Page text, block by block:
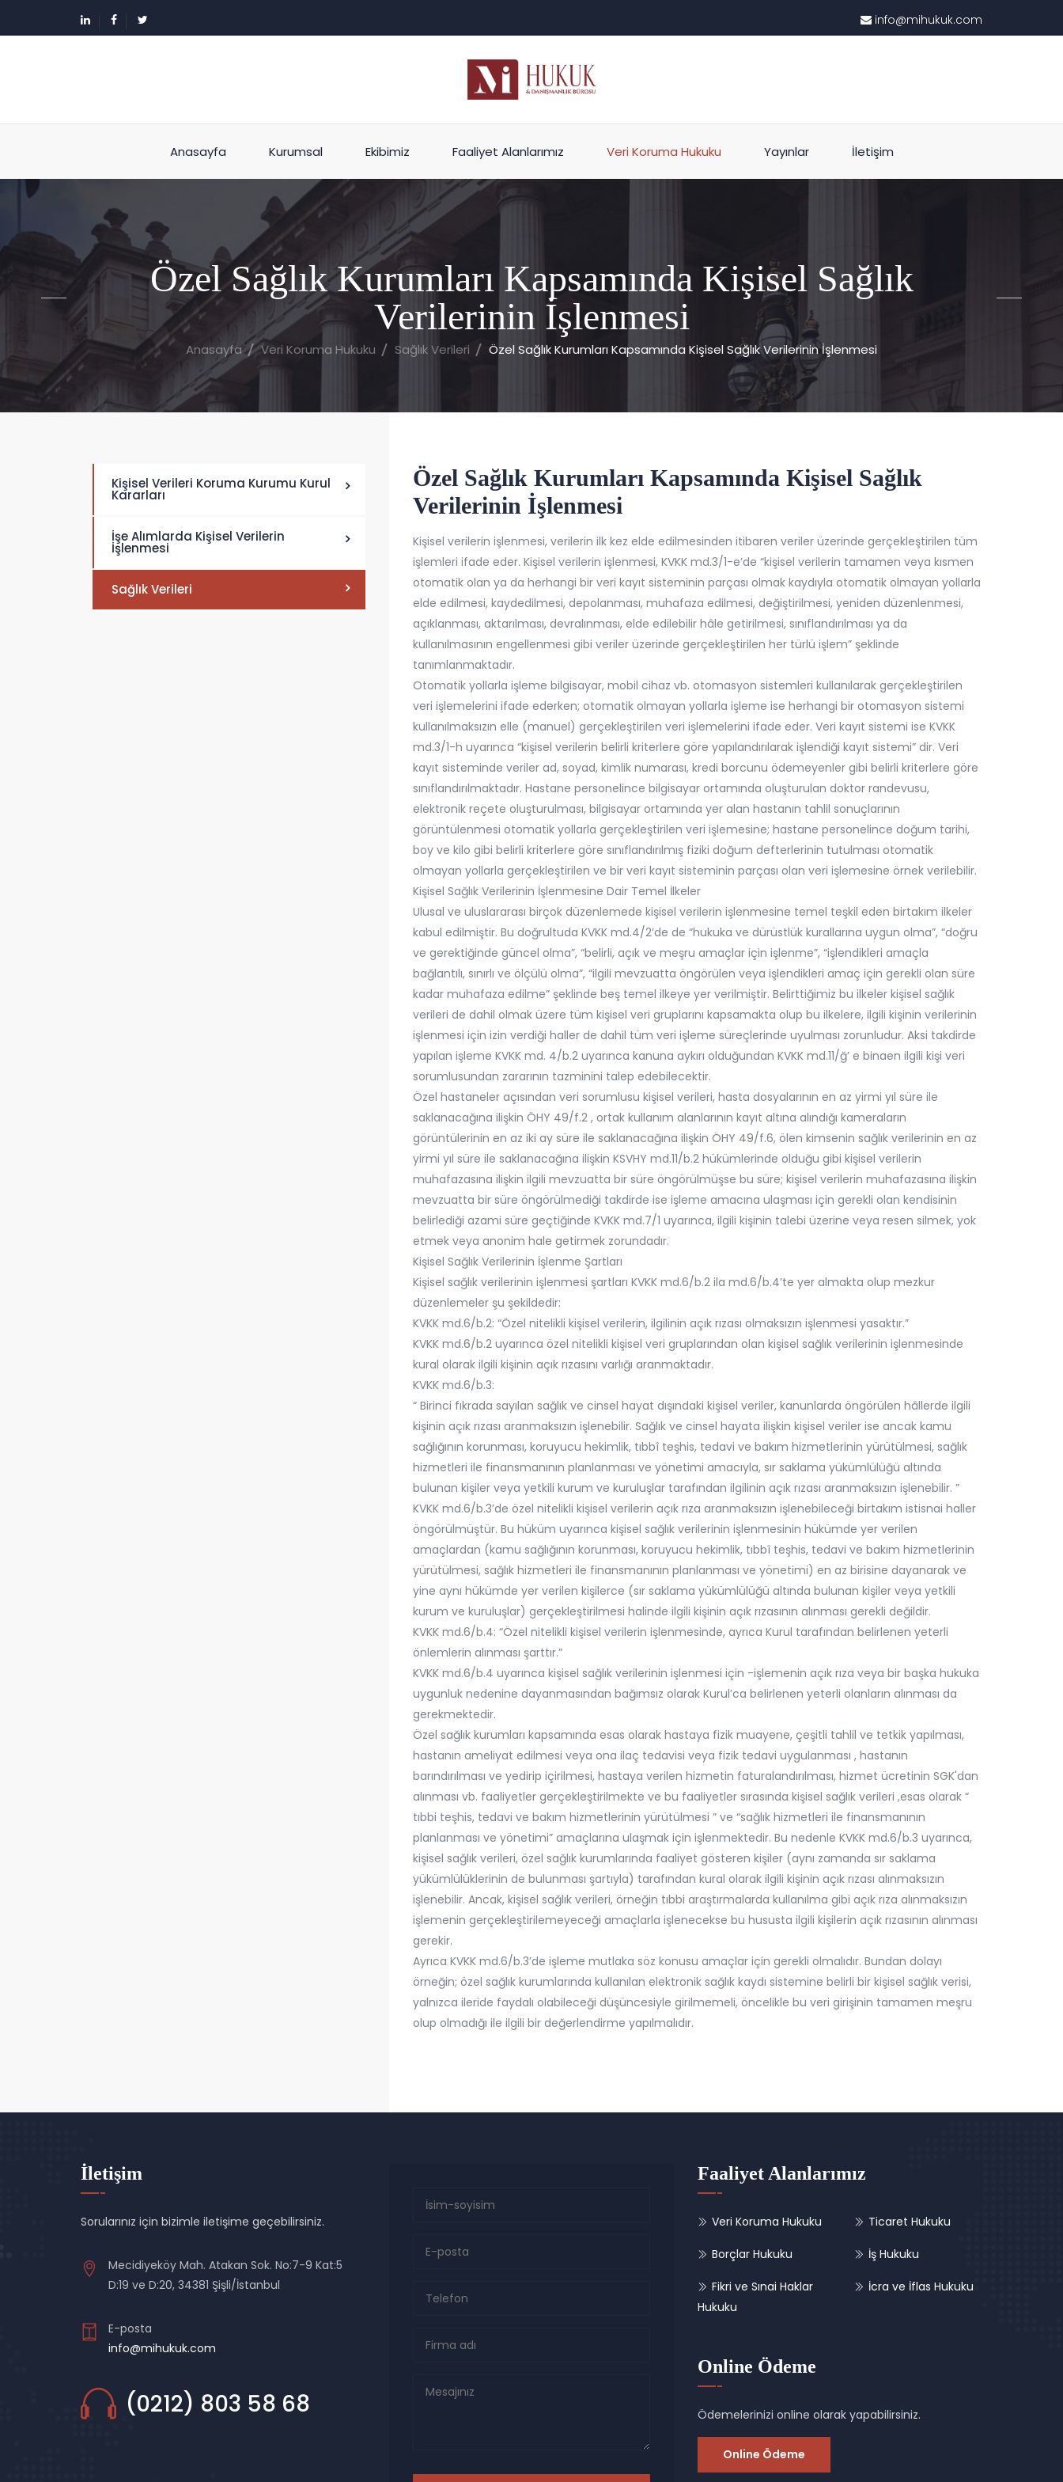
info@mihukuk.com
Anasayfa Kurumsal Ekibimiz Faaliyet Alanlarımız Veri Koruma Hukuku Yayınlar İletişim
Özel Sağlık Kurumları Kapsamında Kişisel Sağlık
Verilerinin İşlenmesi
Anasayfa Veri Koruma Hukuku Sağlık Verileri Özel Sağlık Kurumları Kapsamında Kişisel Sağlık Verilerinin İşlenmesi
Kişisel Verileri Koruma Kurumu Kurul
Kararları
İşe Alımlarda Kişisel Verilerin
İşlenmesi
Sağlık Verileri
Özel Sağlık Kurumları Kapsamında Kişisel Sağlık
Verilerinin İşlenmesi
Kişisel verilerin işlenmesi, verilerin ilk kez elde edilmesinden itibaren veriler üzerinde gerçekleştirilen tüm
işlemleri ifade eder. Kişisel verilerin işlenmesi, KVKK md.3/1-e’de “kişisel verilerin tamamen veya kısmen
otomatik olan ya da herhangi bir veri kayıt sisteminin parçası olmak kaydıyla otomatik olmayan yollarla
elde edilmesi, kaydedilmesi, depolanması, muhafaza edilmesi, değiştirilmesi, yeniden düzenlenmesi,
açıklanması, aktarılması, devralınması, elde edilebilir hâle getirilmesi, sınıflandırılması ya da
kullanılmasının engellenmesi gibi veriler üzerinde gerçekleştirilen her türlü işlem” şeklinde
tanımlanmaktadır.
Otomatik yollarla işleme bilgisayar, mobil cihaz vb. otomasyon sistemleri kullanılarak gerçekleştirilen
veri işlemelerini ifade ederken; otomatik olmayan yollarla işleme ise herhangi bir otomasyon sistemi
kullanılmaksızın elle (manuel) gerçekleştirilen veri işlemelerini ifade eder. Veri kayıt sistemi ise KVKK
md.3/1-h uyarınca “kişisel verilerin belirli kriterlere göre yapılandırılarak işlendiği kayıt sistemi” dir. Veri
kayıt sisteminde veriler ad, soyad, kimlik numarası, kredi borcunu ödemeyenler gibi belirli kriterlere göre
sınıflandırılmaktadır. Hastane personelince bilgisayar ortamında oluşturulan doktor randevusu,
elektronik reçete oluşturulması, bilgisayar ortamında yer alan hastanın tahlil sonuçlarının
görüntülenmesi otomatik yollarla gerçekleştirilen veri işlemesine; hastane personelince doğum tarihi,
boy ve kilo gibi belirli kriterlere göre sınıflandırılmış fiziki doğum defterlerinin tutulması otomatik
olmayan yollarla gerçekleştirilen ve bir veri kayıt sisteminin parçası olan veri işlemesine örnek verilebilir.
Kişisel Sağlık Verilerinin İşlenmesine Dair Temel İlkeler
Ulusal ve uluslararası birçok düzenlemede kişisel verilerin işlenmesine temel teşkil eden birtakım ilkeler
kabul edilmiştir. Bu doğrultuda KVKK md.4/2’de de “hukuka ve dürüstlük kurallarına uygun olma”, “doğru
ve gerektiğinde güncel olma”, “belirli, açık ve meşru amaçlar için işlenme”, “işlendikleri amaçla
bağlantılı, sınırlı ve ölçülü olma”, “ilgili mevzuatta öngörülen veya işlendikleri amaç için gerekli olan süre
kadar muhafaza edilme” şeklinde beş temel ilkeye yer verilmiştir. Belirttiğimiz bu ilkeler kişisel sağlık
verileri de dahil olmak üzere tüm kişisel veri gruplarını kapsamakta olup bu ilkelere, ilgili kişinin verilerinin
işlenmesi için izin verdiği haller de dahil tüm veri işleme süreçlerinde uyulması zorunludur. Aksi takdirde
yapılan işleme KVKK md. 4/b.2 uyarınca kanuna aykırı olduğundan KVKK md.11/ğ’ e binaen ilgili kişi veri
sorumlusundan zararının tazminini talep edebilecektir.
Özel hastaneler açısından veri sorumlusu kişisel verileri, hasta dosyalarının en az yirmi yıl süre ile
saklanacağına ilişkin ÖHY 49/f.2 , ortak kullanım alanlarının kayıt altına alındığı kameraların
görüntülerinin en az iki ay süre ile saklanacağına ilişkin ÖHY 49/f.6, ölen kimsenin sağlık verilerinin en az
yirmi yıl süre ile saklanacağına ilişkin KSVHY md.11/b.2 hükümlerinde olduğu gibi kişisel verilerin
muhafazasına ilişkin ilgili mevzuatta bir süre öngörülmüşse bu süre; kişisel verilerin muhafazasına ilişkin
mevzuatta bir süre öngörülmediği takdirde ise işleme amacına ulaşması için gerekli olan kendisinin
belirlediği azami süre geçtiğinde KVKK md.7/1 uyarınca, ilgili kişinin talebi üzerine veya resen silmek, yok
etmek veya anonim hale getirmek zorundadır.
Kişisel Sağlık Verilerinin İşlenme Şartları
Kişisel sağlık verilerinin işlenmesi şartları KVKK md.6/b.2 ila md.6/b.4’te yer almakta olup mezkur
düzenlemeler şu şekildedir:
KVKK md.6/b.2: “Özel nitelikli kişisel verilerin, ilgilinin açık rızası olmaksızın işlenmesi yasaktır.”
KVKK md.6/b.2 uyarınca özel nitelikli kişisel veri gruplarından olan kişisel sağlık verilerinin işlenmesinde
kural olarak ilgili kişinin açık rızasını varlığı aranmaktadır.
KVKK md.6/b.3:
“ Birinci fıkrada sayılan sağlık ve cinsel hayat dışındaki kişisel veriler, kanunlarda öngörülen hâllerde ilgili
kişinin açık rızası aranmaksızın işlenebilir. Sağlık ve cinsel hayata ilişkin kişisel veriler ise ancak kamu
sağlığının korunması, koruyucu hekimlik, tıbbî teşhis, tedavi ve bakım hizmetlerinin yürütülmesi, sağlık
hizmetleri ile finansmanının planlanması ve yönetimi amacıyla, sır saklama yükümlülüğü altında
bulunan kişiler veya yetkili kurum ve kuruluşlar tarafından ilgilinin açık rızası aranmaksızın işlenebilir. ”
KVKK md.6/b.3’de özel nitelikli kişisel verilerin açık rıza aranmaksızın işlenebileceği birtakım istisnai haller
öngörülmüştür. Bu hüküm uyarınca kişisel sağlık verilerinin işlenmesinin hükümde yer verilen
amaçlardan (kamu sağlığının korunması, koruyucu hekimlik, tıbbî teşhis, tedavi ve bakım hizmetlerinin
yürütülmesi, sağlık hizmetleri ile finansmanının planlanması ve yönetimi) en az birisine dayanarak ve
yine aynı hükümde yer verilen kişilerce (sır saklama yükümlülüğü altında bulunan kişiler veya yetkili
kurum ve kuruluşlar) gerçekleştirilmesi halinde ilgili kişinin açık rızasının alınması gerekli değildir.
KVKK md.6/b.4: “Özel nitelikli kişisel verilerin işlenmesinde, ayrıca Kurul tarafından belirlenen yeterli
önlemlerin alınması şarttır.”
KVKK md.6/b.4 uyarınca kişisel sağlık verilerinin işlenmesi için -işlemenin açık rıza veya bir başka hukuka
uygunluk nedenine dayanmasından bağımsız olarak Kurul’ca belirlenen yeterli olanların alınması da
gerekmektedir.
Özel sağlık kurumları kapsamında esas olarak hastaya fizik muayene, çeşitli tahlil ve tetkik yapılması,
hastanın ameliyat edilmesi veya ona ilaç tedavisi veya fizik tedavi uygulanması , hastanın
barındırılması ve yedirip içirilmesi, hastaya verilen hizmetin faturalandırılması, hizmet ücretinin SGK'dan
alınması vb. faaliyetler gerçekleştirilmekte ve bu faaliyetler sırasında kişisel sağlık verileri ,esas olarak “
tıbbi teşhis, tedavi ve bakım hizmetlerinin yürütülmesi ” ve “sağlık hizmetleri ile finansmanının
planlanması ve yönetimi” amaçlarına ulaşmak için işlenmektedir. Bu nedenle KVKK md.6/b.3 uyarınca,
kişisel sağlık verileri, özel sağlık kurumlarında faaliyet gösteren kişiler (aynı zamanda sır saklama
yükümlülüklerinin de bulunması şartıyla) tarafından kural olarak ilgili kişinin açık rızası alınmaksızın
işlenebilir. Ancak, kişisel sağlık verileri, örneğin tıbbi araştırmalarda kullanılma gibi açık rıza alınmaksızın
işlemenin gerçekleştirilemeyeceği amaçlarla işlenecekse bu hususta ilgili kişilerin açık rızasının alınması
gerekir.
Ayrıca KVKK md.6/b.3’de işleme mutlaka söz konusu amaçlar için gerekli olmalıdır. Bundan dolayı
örneğin; özel sağlık kurumlarında kullanılan elektronik sağlık kaydı sistemine belirli bir kişisel sağlık verisi,
yalnızca ileride faydalı olabileceği düşüncesiyle girilmemeli, öncelikle bu veri girişinin tamamen meşru
olup olmadığı ile ilgili bir değerlendirme yapılmalıdır.
İletişim
Sorularınız için bizimle iletişime geçebilirsiniz.
Mecidiyeköy Mah. Atakan Sok. No:7-9 Kat:5
D:19 ve D:20, 34381 Şişli/İstanbul
E-posta
info@mihukuk.com
(0212) 803 58 68
Faaliyet Alanlarımız
Veri Koruma Hukuku Ticaret Hukuku
Borçlar Hukuku İş Hukuku
Fikri ve Sınai Haklar
Hukuku
İcra ve İflas Hukuku
Online Ödeme
Ödemelerinizi online olarak yapabilirsiniz.
Online Ödeme